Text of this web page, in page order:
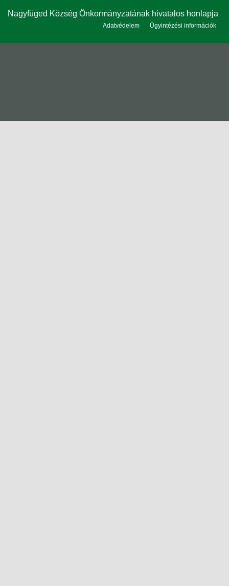
Nagyfüged Község Önkormányzatának hivatalos honlapja
Adatvédelem Ügyintézési információk